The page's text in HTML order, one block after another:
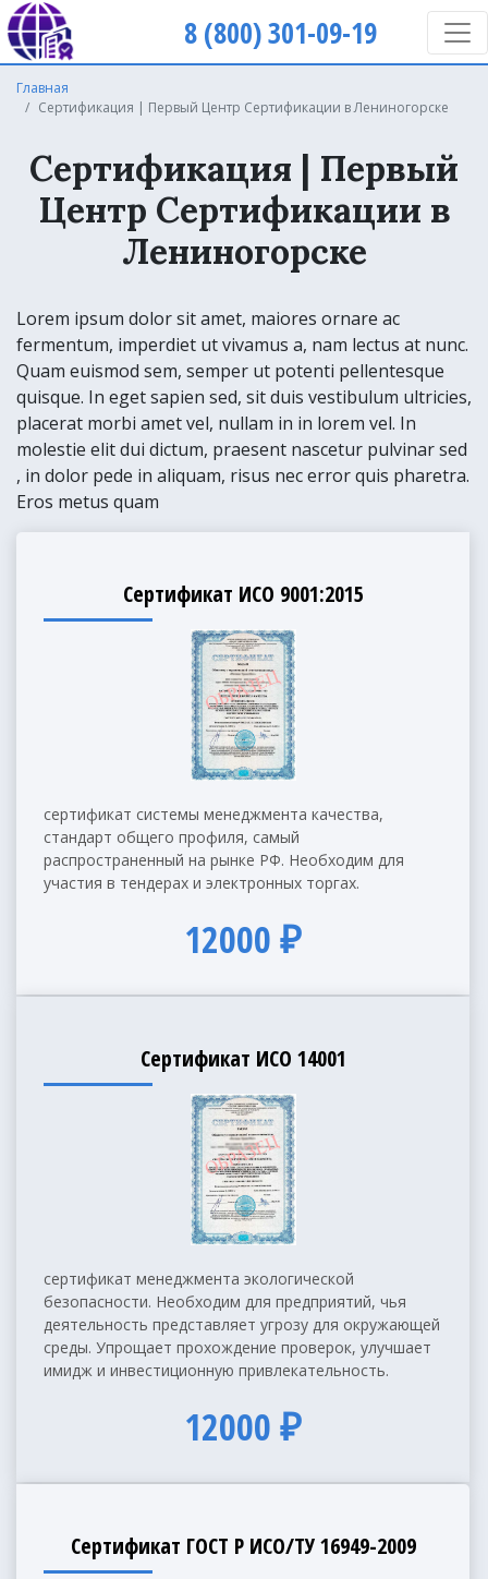
8 (800) 301-09-19
Главная
Сертификация | Первый Центр Сертификации в Лениногорске
Сертификация | Первый
Центр Сертификации в
Лениногорске
Lorem ipsum dolor sit amet, maiores ornare ac
fermentum, imperdiet ut vivamus a, nam lectus at nunc.
Quam euismod sem, semper ut potenti pellentesque
quisque. In eget sapien sed, sit duis vestibulum ultricies,
placerat morbi amet vel, nullam in in lorem vel. In
molestie elit dui dictum, praesent nascetur pulvinar sed
, in dolor pede in aliquam, risus nec error quis pharetra.
Eros metus quam
Сертификат ИСО 9001:2015
сертификат системы менеджмента качества,
стандарт общего профиля, самый
распространенный на рынке РФ. Необходим для
участия в тендерах и электронных торгах.
12000 ₽
Сертификат ИСО 14001
сертификат менеджмента экологической
безопасности. Необходим для предприятий, чья
деятельность представляет угрозу для окружающей
среды. Упрощает прохождение проверок, улучшает
имидж и инвестиционную привлекательность.
12000 ₽
Сертификат ГОСТ Р ИСО/ТУ 16949-2009